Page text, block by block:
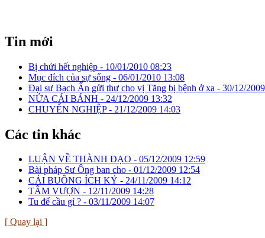
Tin mới
Bị chửi hết nghiệp - 10/01/2010 08:23
Mục đích của sự sống - 06/01/2010 13:08
Đại sư Bạch Ẩn gửi thư cho vị Tăng bị bệnh ở xa - 30/12/
NỬA CÁI BÁNH - 24/12/2009 13:32
CHUYỂN NGHIỆP - 21/12/2009 14:03
Các tin khác
LUẬN VỀ THÀNH ĐẠO - 05/12/2009 12:59
Bài pháp Sư Ông ban cho - 01/12/2009 12:54
CÁI BUÔNG ÍCH KỶ - 24/11/2009 14:12
TÂM VƯỢN - 12/11/2009 14:28
Tu để cầu gỉ ? - 03/11/2009 14:07
[ Quay lại ]